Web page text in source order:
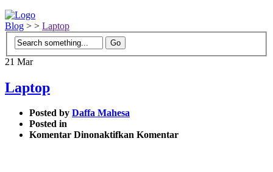
Blog > > Laptop
21 Mar
Laptop
Posted by Daffa Mahesa
Posted in
Komentar Dinonaktifkan pada
Komentar